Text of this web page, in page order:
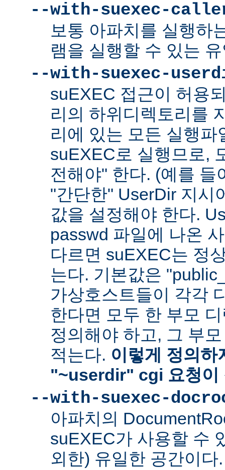
--with-suexec-
보통 아파치를 실행하
램을 실행할 수 있는
--with-suexec-
suEXEC 접근이 허용
리의 하위디렉토리를
리에 있는 모든 실행파
suEXEC로 실행므로,
전해야" 한다. (예를 들
"간단한" UserDir 지시
값을 설정해야 한다.
passwd 파일에 나온
다르면 suEXEC는 정
는다. 기본값은
가상호스트들이 각각
한다면 모두 한 부모
정의해야 하고, 그 부
적는다. 이렇게 정의하
"~userdir" cgi 요청이
--with-suexec-
아파치의
suEXEC가 사용할 수
외한) 유일한 공간이